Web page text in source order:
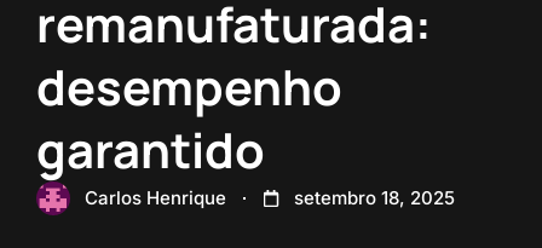
remanufaturada:
desempenho
garantido
Carlos Henrique setembro 18, 2025